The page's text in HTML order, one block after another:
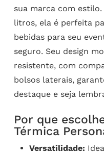
sua marca com estilo.
litros, ela é perfeita
bebidas para seu
seguro. Seu design
resistente, com
bolsos laterais,
destaque e seja
Por que
Térmica
Versatilidade: